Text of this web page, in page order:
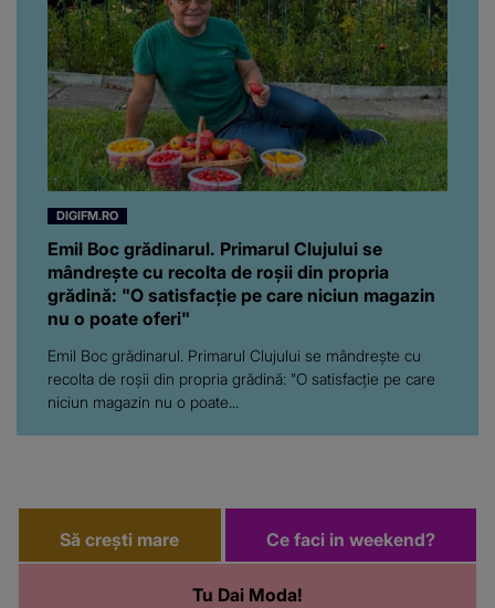
DIGIFM.RO
Emil Boc grădinarul. Primarul Clujului se
mândrește cu recolta de roșii din propria
grădină: "O satisfacție pe care niciun magazin
nu o poate oferi"
Emil Boc grădinarul. Primarul Clujului se mândrește cu
recolta de roșii din propria grădină: "O satisfacție pe care
niciun magazin nu o poate...
Să crești mare
Tu Dai Moda!
Ce faci in weekend?